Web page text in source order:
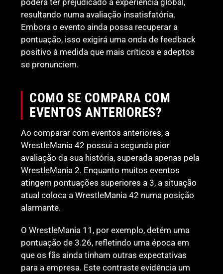
resultando numa avaliação insatisfatória.
Embora o evento ainda possa recuperar a
pontuação, isso exigirá uma onda de feedback
positivo à medida que mais críticos e adeptos
se pronunciem.
COMO SE COMPARA COM
EVENTOS ANTERIORES?
Ao comparar com eventos anteriores, a
WrestleMania 42 possui a segunda pior
avaliação da sua história, superada apenas pela
WrestleMania 2. Enquanto muitos eventos
atingem pontuações superiores a 3, a situação
atual coloca a WrestleMania 42 numa posição
alarmante.
O WrestleMania 11, por exemplo, detém uma
pontuação de 3.26, refletindo uma época em
que os fãs ainda tinham outras expectativas
para a empresa. Este contraste evidência um